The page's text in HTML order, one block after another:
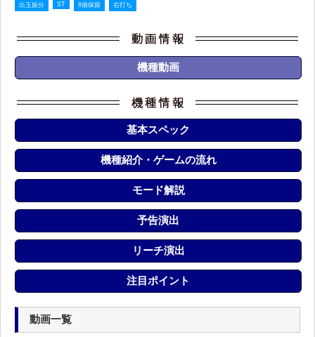
出玉振分 ST 8個保留 右打ち
機種動画
基本スペック
機種紹介・ゲームの流れ
モード解説
予告演出
リーチ演出
注目ポイント
動画一覧